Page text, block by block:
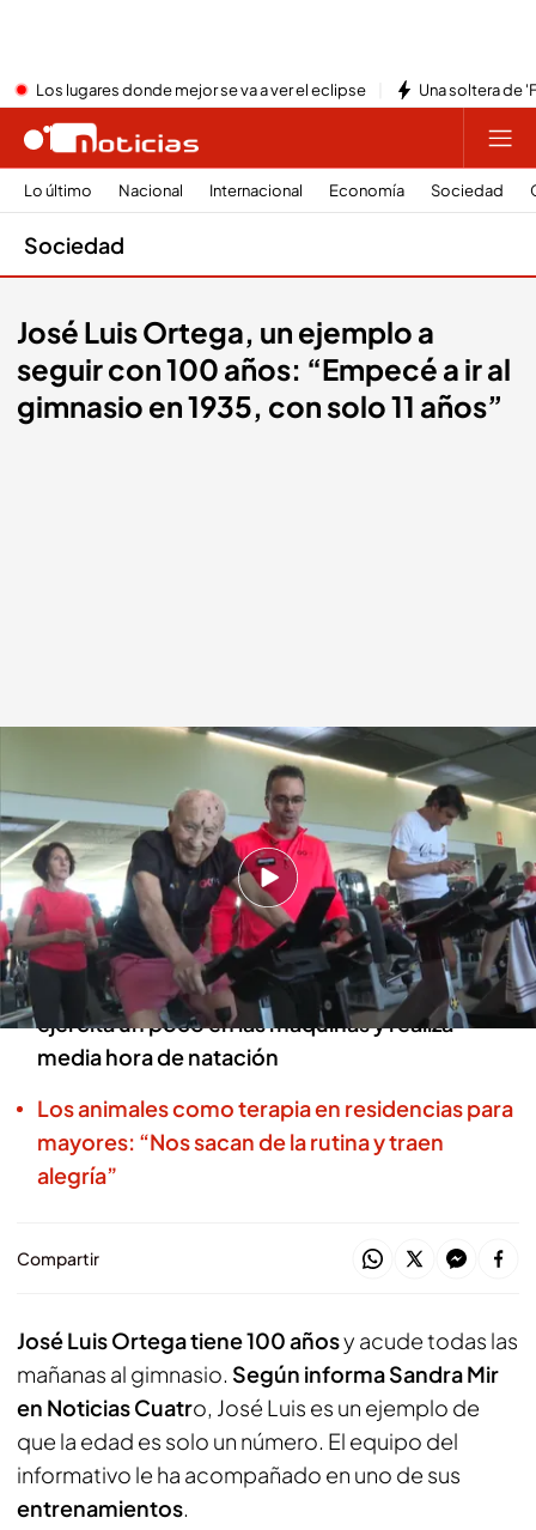
Los lugares donde mejor se va a ver el eclipse Una soltera de
Lo último Nacional Internacional Economía Sociedad
Sociedad
José Luis Ortega, un ejemplo a
seguir con 100 años: “Empecé a ir al
gimnasio en 1935, con solo 11 años”
José Luis Ortega nos explica los trucos para poder seguir haciendo
Imagen: J. González y E. Payán
Redacción digital Noticias Cuatro Agencia EFE
26 ABR 2024 - 19:48h.
José Luis Ortega asegura: "Entreno todos los
días sin falta"
Primero hace estiramientos, después se
ejercita un poco en las máquinas y realiza
media hora de natación
Los animales como terapia en residencias para
mayores: “Nos sacan de la rutina y traen
alegría”
Compartir
José Luis Ortega tiene 100 añosy acude todas las
mañanas al gimnasio. Según informa Sandra Mir
en Noticias Cuatro, José Luis es un ejemplo de
que la edad es solo un número. El equipo del
informativo le ha acompañado en uno de sus
entrenamientos.